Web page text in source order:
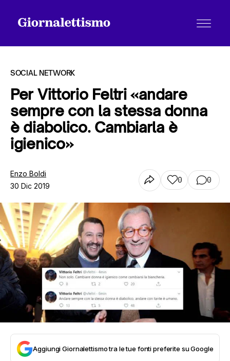
Tutti gli articoli
Chi siamo
SOCIAL NETWORK
Per Vittorio Feltri «andare
sempre con la stessa donna
è diabolico. Cambiarla è
igienico»
Enzo Boldi
30 Dic 2019
0 0
Aggiungi Giornalettismo tra le tue fonti preferite su Google